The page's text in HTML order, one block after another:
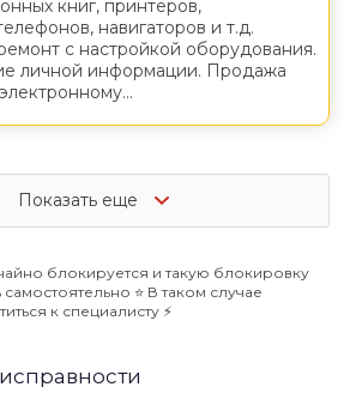
книг, принтеров,
навигаторов и т.д.
с настройкой оборудования.
личной информации. Продажа
Показать еще
блокируется и такую блокировку
⭐️ В таком случае
к специалисту ⚡️